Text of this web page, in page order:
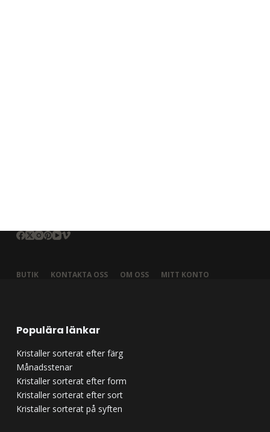
BUTIK KONTAKTA OSS OM OSS MITT KONTO
Populära länkar
Kristaller sorterat efter färg
Månadsstenar
Kristaller sorterat efter form
Kristaller sorterat efter sort
Kristaller sorterat på syften